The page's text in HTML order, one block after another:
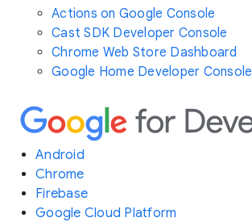
Actions on Google Console
Cast SDK Developer Console
Chrome Web Store Dashboard
Google Home Developer Console
Android
Chrome
Firebase
Google Cloud Platform